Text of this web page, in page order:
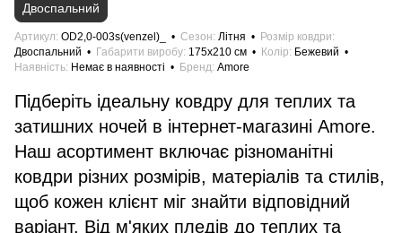
Двоспальний
Артикул OD2,0-003s(venzel)_ Сезон Літня
Розмір ковдри
Двоспальний
Габарити виробу 175x210 см Колір
Бежевий
Наявність Немає в наявності Бренд Amore
Підберіть ідеальну ковдру для теплих та
затишних ночей в інтернет-магазині Amore.
Наш асортимент включає різноманітні
ковдри різних розмірів, матеріалів та стилів,
щоб кожен клієнт міг знайти відповідний
варіант. Від м'яких пледів до теплих та